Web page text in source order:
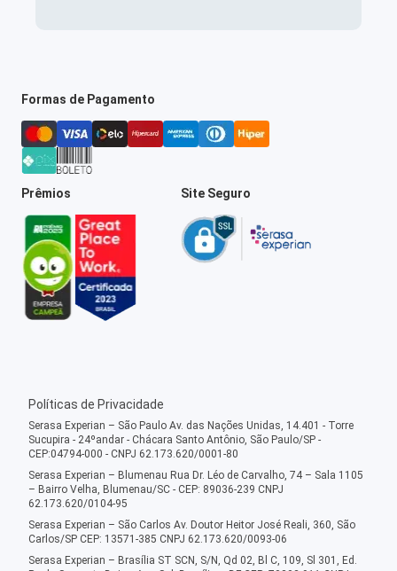
Formas de Pagamento
Prêmios Site Seguro
Políticas de Privacidade
Serasa Experian – São Paulo Av. das Nações Unidas, 14.401 - Torre
Sucupira - 24ºandar - Chácara Santo Antônio, São Paulo/SP -
CEP:04794-000 - CNPJ 62.173.620/0001-80
Serasa Experian – Blumenau Rua Dr. Léo de Carvalho, 74 – Sala 1105
– Bairro Velha, Blumenau/SC - CEP: 89036-239 CNPJ
62.173.620/0104-95
Serasa Experian – São Carlos Av. Doutor Heitor José Reali, 360, São
Carlos/SP CEP: 13571-385 CNPJ 62.173.620/0093-06
Serasa Experian – Brasília ST SCN, S/N, Qd 02, Bl C, 109, Sl 301, Ed.